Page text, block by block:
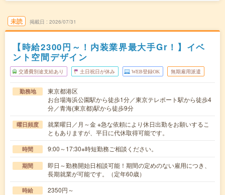
未読 掲載日 2026/07/31
【時給2300円～！内装業界最大手Gr！】イベ
ント空間デザイン
交通費別途支給あり 土日祝日が休み WEB登録OK 無期雇用派遣
勤務地
東京都港区
お台場海浜公園駅から徒歩1分／東京テレポート駅から徒歩4
分／青海(東京都)駅から徒歩9分
曜日頻度
就業曜日／月～金 ※急な依頼により休日出勤をお願いするこ
ともありますが、平日に代休取得可能です。
時間 9:00～17:30※時短勤務ご相談ください。
期間
即日～勤務開始日相談可能！期間の定めのない雇用につき、
長期就業が可能です。（定年60歳）
時給 2350円～